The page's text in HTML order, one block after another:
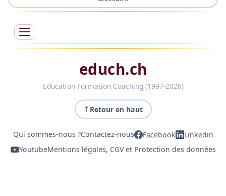
educh.ch
Education Formation Coaching (1997-2026)
Retour en haut
Qui sommes-nous ?Contactez-nous Facebook
Linkedin
YoutubeMentions légales, CGV et Protection des données